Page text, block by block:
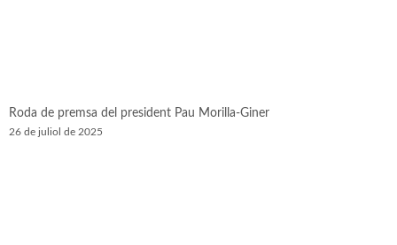
Roda de premsa del president Pau Morilla-Giner
26 de juliol de 2025